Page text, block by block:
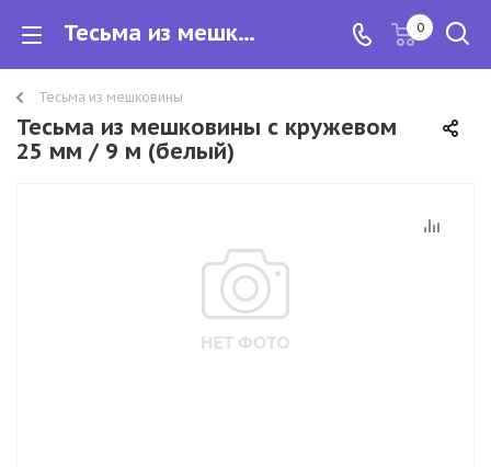
Тесьма из мешковины с кружевом 25 мм / 9 м (белый) 0
Тесьма из мешковины
Тесьма из мешковины с кружевом
25 мм / 9 м (белый)